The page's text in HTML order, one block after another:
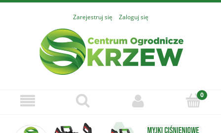
Zarejestruj się Zaloguj się